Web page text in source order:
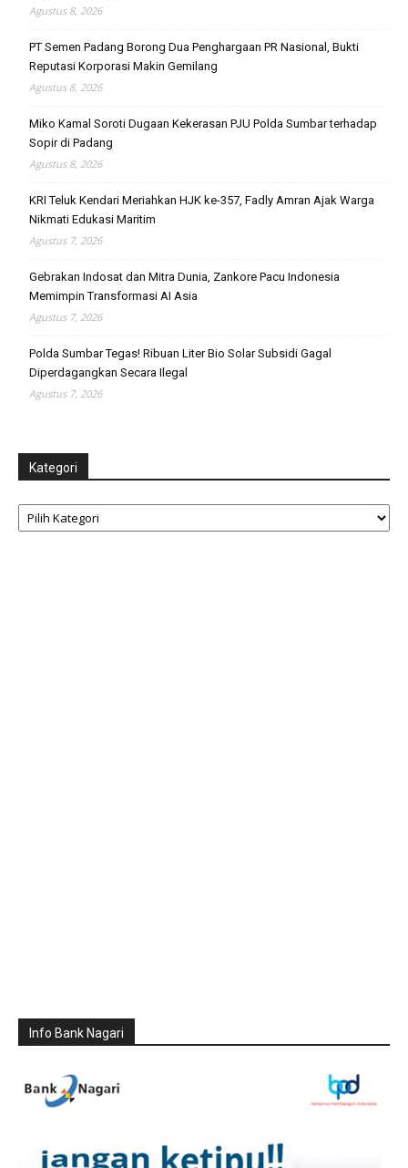
Agustus 8, 2026
PT Semen Padang Borong Dua Penghargaan PR Nasional, Bukti
Reputasi Korporasi Makin Gemilang
Agustus 8, 2026
Miko Kamal Soroti Dugaan Kekerasan PJU Polda Sumbar terhadap
Sopir di Padang
Agustus 8, 2026
KRI Teluk Kendari Meriahkan HJK ke-357, Fadly Amran Ajak Warga
Nikmati Edukasi Maritim
Agustus 7, 2026
Gebrakan Indosat dan Mitra Dunia, Zankore Pacu Indonesia
Memimpin Transformasi AI Asia
Agustus 7, 2026
Polda Sumbar Tegas! Ribuan Liter Bio Solar Subsidi Gagal
Diperdagangkan Secara Ilegal
Agustus 7, 2026
Kategori
Kategori
Info Bank Nagari